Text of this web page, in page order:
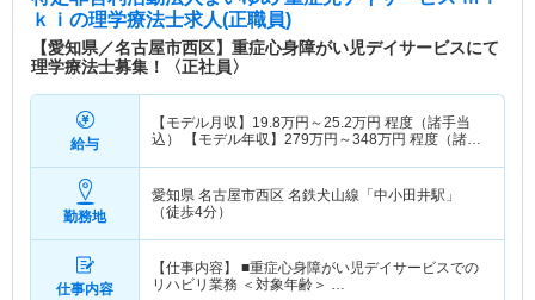
ｋｉ の理学療法士求人(正職員)
【愛知県／名古屋市西区】重症心身障がい児デイサービスにて
理学療法士募集！〈正社員〉
給与
【モデル月収】 19.8万円～25.2万円 程度（諸手当
込） 【モデル年収】 279万円～348万円 程度（諸手
勤務地
愛知県 名古屋市西区 名鉄犬山線「中小田井駅」
（徒歩4分）
仕事内容
【仕事内容】 ■重症心身障がい児デイサービスでの
リハビリ業務 ＜対象年齢＞ …